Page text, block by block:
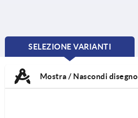
SELEZIONE VARIANTI
CURRENT
Mostra / Nascondi disegno